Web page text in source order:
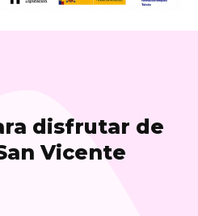
disfrutar de
Vicente